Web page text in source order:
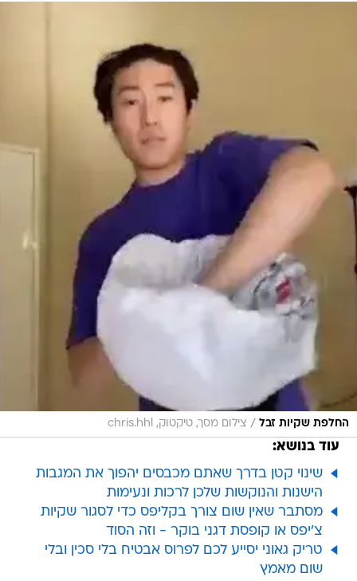
החלפת שקיות זבל / צילום מסך, טיקטוק, chris.hhl
עוד בנושא:
שינוי קטן בדרך שאתם מכבסים יהפוך את המגבות
הישנות והנוקשות שלכן לרכות ונעימות
מסתבר שאין שום צורך בקליפס כדי לסגור שקיות
צ'יפס או קופסת דגני בוקר - וזה הסוד
טריק גאוני יסייע לכם לפרוס אבטיח בלי סכין ובלי
שום מאמץ